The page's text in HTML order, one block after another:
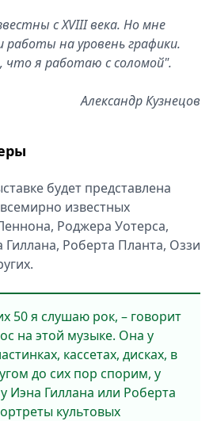
с XVIII века. Но мне
работы на уровень графики.
я работаю с соломой".
Александр Кузнецов
будет представлена
известных
Роджера Уотерса,
Роберта Планта, Оззи
50 я слушаю рок, – говорит
на этой музыке. Она у
кассетах, дисках, в
до сих пор спорим, у
Иэна Гиллана или Роберта
культовых